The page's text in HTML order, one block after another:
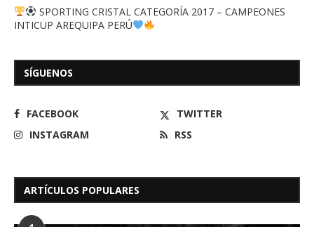
SPORTING CRISTAL CATEGORÍA 2017 – CAMPEONES
INTICUP AREQUIPA PERÚ
SÍGUENOS
FACEBOOK
TWITTER
INSTAGRAM
RSS
ARTÍCULOS POPULARES